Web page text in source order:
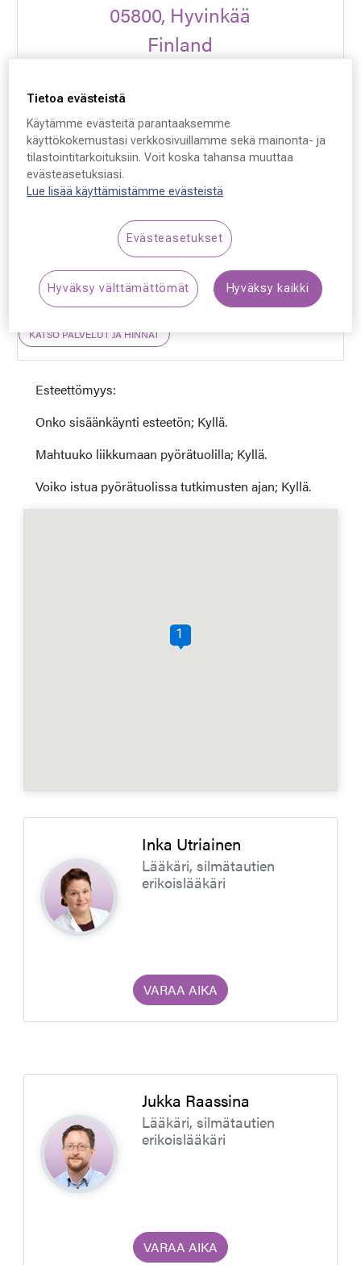
05800, Hyvinkää
Finland
Ota yhteyttä
0207 608 698
hyvinkaa.torikatu@silmaasema.fi
ma-pe, 9-18, la, 10-
16, su, suljettu
KATSO PALVELUT JA HINNAT
Esteettömyys:
Onko sisäänkäynti esteetön; Kyllä.
Mahtuuko liikkumaan pyörätuolilla; Kyllä.
Voiko istua pyörätuolissa tutkimusten ajan; Kyllä.
1
Inka Utriainen
Lääkäri, silmätautien
erikoislääkäri
VARAA AIKA
Jukka Raassina
Lääkäri, silmätautien
erikoislääkäri
VARAA AIKA
Tietoa evästeistä
Käytämme evästeitä parantaaksemme
käyttökokemustasi verkkosivuillamme sekä mainonta- ja
tilastointitarkoituksiin. Voit koska tahansa muuttaa
evästeasetuksiasi.
Lue lisää käyttämistämme evästeistä
Evästeasetukset
Hyväksy välttämättömät Hyväksy kaikki